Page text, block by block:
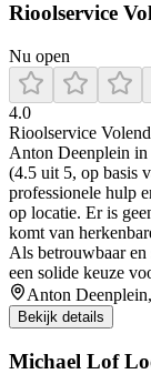
Rioolservice
Nu open
4.0
Rioolservice
Anton Deenplein in
(4.5 uit 5, op basis
professionele hulp
op locatie. Er is
komt van
Als betrouwbaar
een solide keuze
Anton
Bekijk details
Michael Lof